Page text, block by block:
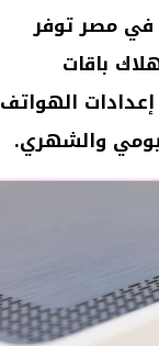
في مصرتوفر
باقات
الهواتف
والشهري.